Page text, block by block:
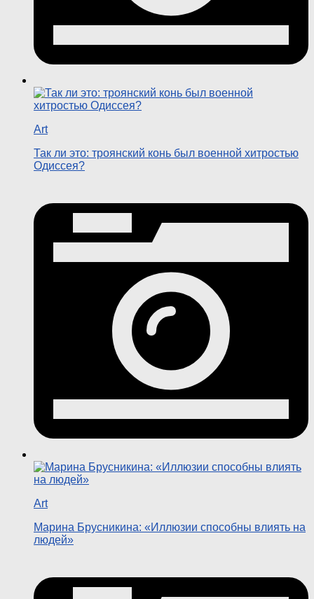
Art
Так ли это: троянский конь был военной хитростью
Одиссея?
Art
Марина Брусникина: «Иллюзии способны влиять на
людей»